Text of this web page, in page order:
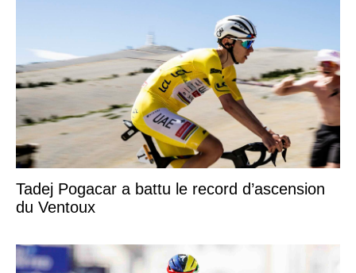
Tadej Pogacar a battu le record d’ascension
du Ventoux